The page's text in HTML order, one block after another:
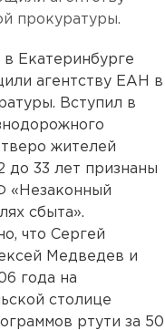
прокуратуры.
Екатеринбурге
агентству ЕАН в
Вступил в
жителей
до 33 лет признаны
«Незаконный
сбыта».
что Сергей
Медведев и
года на
столице
ртути за 50